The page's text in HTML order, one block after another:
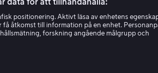
data för att tillhandahålla:
positionering. Aktivt läsa av enhetens
åtkomst till information på en enhet.
forskning angående målgrupp och